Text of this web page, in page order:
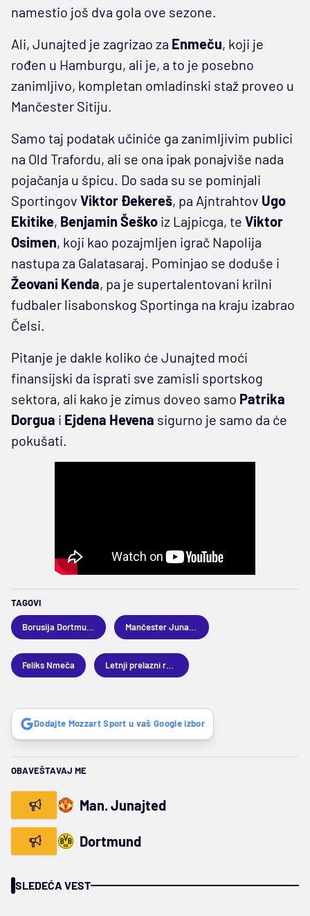
namestio još dva gola ove sezone.
Ali, Junajted je zagrizao za Enmeču, koji je
rođen u Hamburgu, ali je, a to je posebno
zanimljivo, kompletan omladinski staž proveo u
Mančester Sitiju.
Samo taj podatak učiniće ga zanimljivim publici
na Old Trafordu, ali se ona ipak ponajviše nada
pojačanja u špicu. Do sada su se pominjali
Sportingov Viktor Đekereš, pa Ajntrahtov Ugo
Ekitike, Benjamin Šeško iz Lajpicga, te Viktor
Osimen, koji kao pozajmljen igrač Napolija
nastupa za Galatasaraj. Pominjao se doduše i
Žeovani Kenda, pa je supertalentovani krilni
fudbaler lisabonskog Sportinga na kraju izabrao
Čelsi.
Pitanje je dakle koliko će Junajted moći
finansijski da isprati sve zamisli sportskog
sektora, ali kako je zimus doveo samo Patrika
Dorgua i Ejdena Hevena sigurno je samo da će
pokušati.
TAGOVI
Feliks Nmeča
Dodajte Mozzart Sport u vaš Google izbor
OBAVEŠTAVAJ ME
Man. Junajted
Dortmund
SLEDEĆA VEST